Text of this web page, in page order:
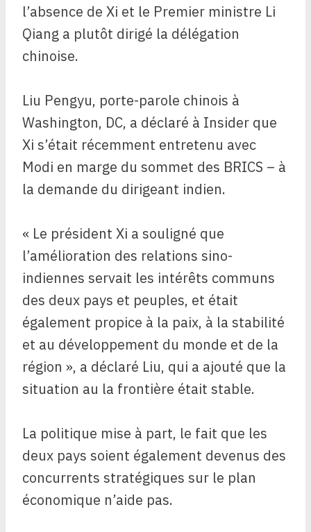
l’absence de Xi et le Premier ministre Li
Qiang a plutôt dirigé la délégation
chinoise.
Liu Pengyu, porte-parole chinois à
Washington, DC, a déclaré à Insider que
Xi s’était récemment entretenu avec
Modi en marge du sommet des BRICS – à
la demande du dirigeant indien.
« Le président Xi a souligné que
l’amélioration des relations sino-
indiennes servait les intérêts communs
des deux pays et peuples, et était
également propice à la paix, à la stabilité
et au développement du monde et de la
région », a déclaré Liu, qui a ajouté que la
situation au la frontière était stable.
La politique mise à part, le fait que les
deux pays soient également devenus des
concurrents stratégiques sur le plan
économique n’aide pas.